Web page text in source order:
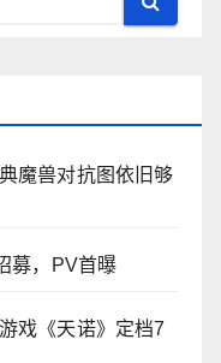
魔兽对抗图依旧够
募，PV首曝
戏《天诺》定档7